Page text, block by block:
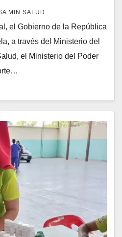
MIN SALUD
el Gobierno de la República
a través del Ministerio del
el Ministerio del Poder